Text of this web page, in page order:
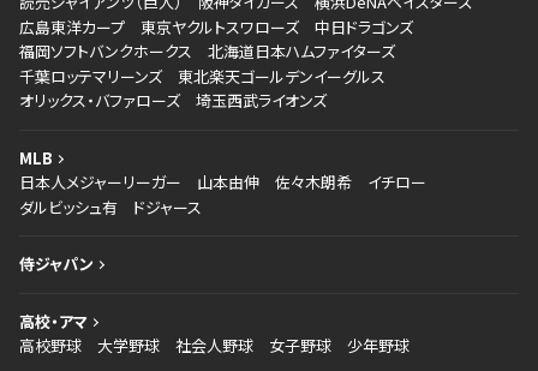
広島東洋カープ
東京ヤクルトスワローズ
中日ドラゴンズ
福岡ソフトバンクホークス
北海道日本ハムファイターズ
千葉ロッテマリーンズ
東北楽天ゴールデンイーグルス
オリックス・バファローズ
埼玉西武ライオンズ
MLB
日本人メジャーリーガー
山本由伸 佐々木朗希
イチロー
ダルビッシュ有
ドジャース
侍ジャパン
高校・アマ
高校野球
大学野球 社会人野球 女子野球 少年野球